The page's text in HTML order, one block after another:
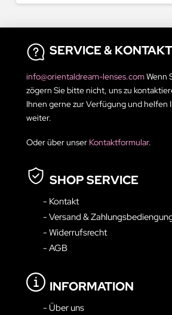
SERVICE & KONTAKT
info@orientaldream-lenses.comWenn
zögern Sie bitte nicht, uns zu
Ihnen gerne zur Verfügung und helfen
weiter.
Oder über unser Kontaktformular.
SHOP SERVICE
- Kontakt
- Versand &
- Widerrufsrecht
- AGB
INFORMATION
- Über uns